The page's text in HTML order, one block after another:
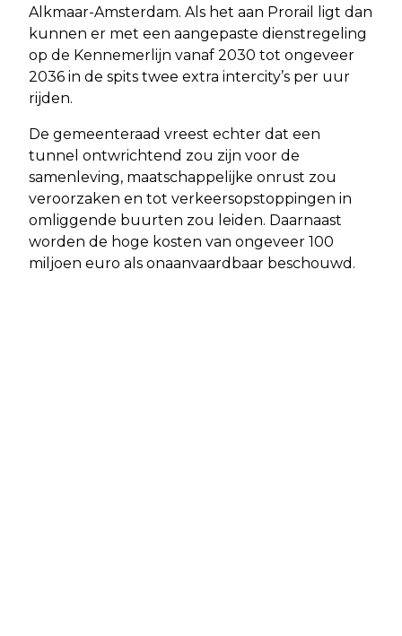
Alkmaar-Amsterdam. Als het aan Prorail ligt dan
kunnen er met een aangepaste dienstregeling
op de Kennemerlijn vanaf 2030 tot ongeveer
2036 in de spits twee extra intercity’s per uur
rijden.
De gemeenteraad vreest echter dat een
tunnel ontwrichtend zou zijn voor de
samenleving, maatschappelijke onrust zou
veroorzaken en tot verkeersopstoppingen in
omliggende buurten zou leiden. Daarnaast
worden de hoge kosten van ongeveer 100
miljoen euro als onaanvaardbaar beschouwd.